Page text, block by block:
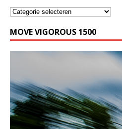
MOVE VIGOROUS 1500